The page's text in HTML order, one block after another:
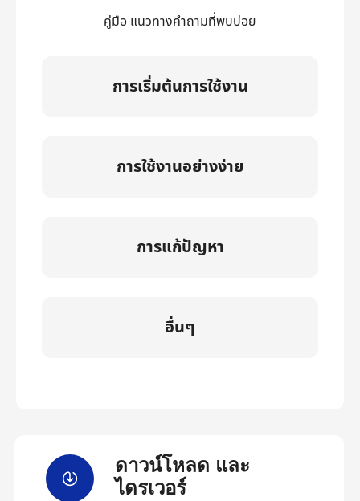
คู่มือ แนวทางคำถามที่พบบ่อย
การเริ่มต้นการใช้งาน
การใช้งานอย่างง่าย
การแก้ปัญหา
อื่นๆ
ดาวน์โหลด และ
ไดรเวอร์